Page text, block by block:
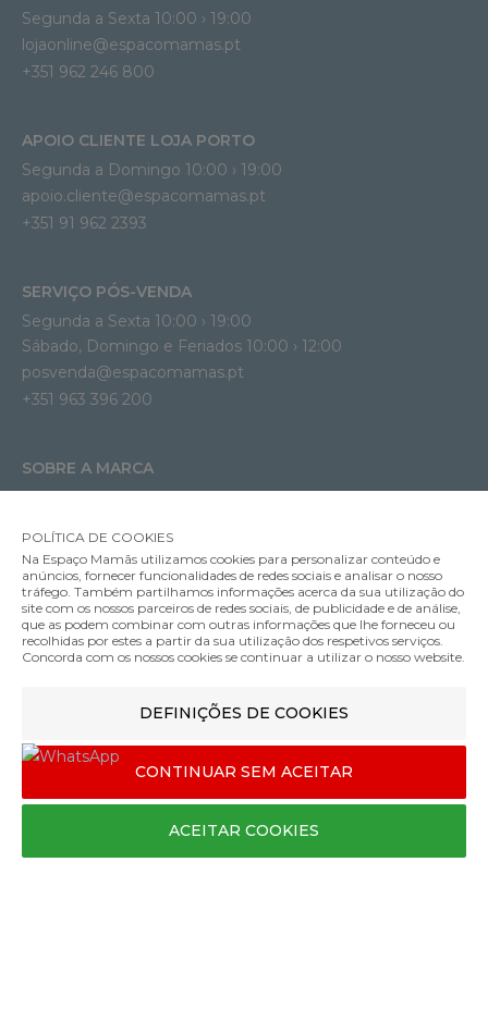
Soutien Amamentação com Aros Anita Basic
57.95€
Cor
Segunda a Sexta 10:00 › 19:00
lojaonline@espacomamas.pt
+351 962 246 800
APOIO CLIENTE LOJA PORTO
Segunda a Domingo 10:00 › 19:00
apoio.cliente@espacomamas.pt
+351 91 962 2393
SERVIÇO PÓS-VENDA
Segunda a Sexta 10:00 › 19:00
Sábado, Domingo e Feriados 10:00 › 12:00
posvenda@espacomamas.pt
+351 963 396 200
SOBRE A MARCA
Política de Privacidade
Métodos de Pagamento
Envios e Entregas
Trocas e Devoluções
Livro de Reclamações
POLÍTICA DE COOKIES
Na Espaço Mamãs utilizamos cookies para personalizar conteúdo e
anúncios, fornecer funcionalidades de redes sociais e analisar o nosso
tráfego. Também partilhamos informações acerca da sua utilização do
site com os nossos parceiros de redes sociais, de publicidade e de análise,
que as podem combinar com outras informações que lhe forneceu ou
recolhidas por estes a partir da sua utilização dos respetivos serviços.
Concorda com os nossos cookies se continuar a utilizar o nosso website.
DEFINIÇÕES DE COOKIES
CONTINUAR SEM ACEITAR
ACEITAR COOKIES